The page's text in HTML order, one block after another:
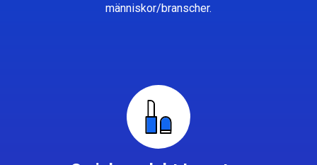
människor/branscher.